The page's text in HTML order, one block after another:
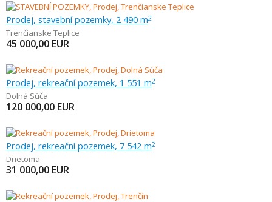
Prodej, stavební pozemky, 2 490 m2
Trenčianske Teplice
45 000,00 EUR
Prodej, rekreační pozemek, 1 551 m2
Dolná Súča
120 000,00 EUR
Prodej, rekreační pozemek, 7 542 m2
Drietoma
31 000,00 EUR